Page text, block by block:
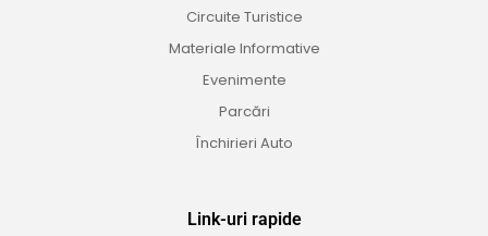
Circuite Turistice
Materiale Informative
Evenimente
Parcări
Închirieri Auto
Link-uri rapide